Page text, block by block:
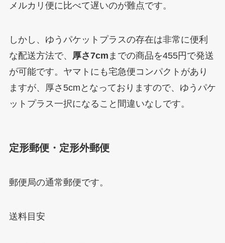
メルカリ便に比べて遅いのが難点です。
しかし、ゆうパケットプラスの存在は非常に便利
な配送方法で、
厚さ7cm までの商品を455円で発送
が可能です。ヤマトにも宅急便コンパクトがあり
ますが、厚さ5cmとなっておりますので、ゆうパケ
ットプラス一択になること間違いなしです。
定形郵便・定形外郵便
郵便局の通常郵便です。
送料目安